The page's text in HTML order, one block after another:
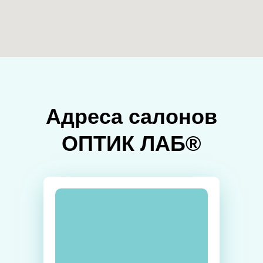
Адреса салонов
ОПТИК ЛАБ®